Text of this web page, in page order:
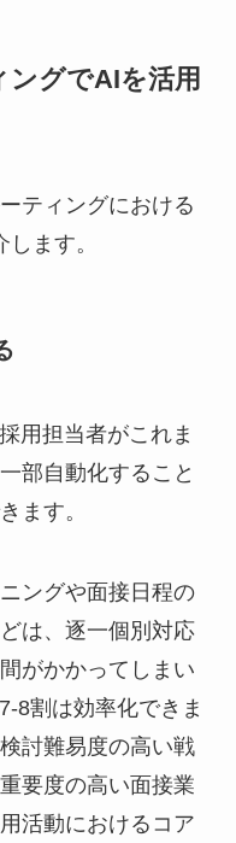
グでAIを活用
ティングにおける
ます。
用担当者がこれま
部自動化すること
ます。
ングや面接日程の
は、逐一個別対応
がかかってしまい
8割は効率化できま
討難易度の高い戦
要度の高い面接業
活動におけるコア